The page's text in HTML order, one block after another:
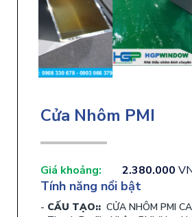
Cửa Nhôm PMI
Giá khoảng: 2.380.000
Tính năng nổi bật
CẤU TẠO::
CỬA NHÔM PMI